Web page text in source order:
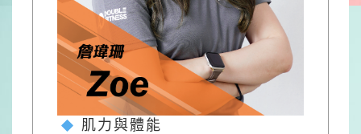
肌力與體能